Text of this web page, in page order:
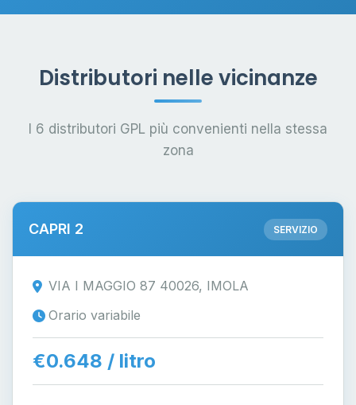
Distributori nelle vicinanze
I 6 distributori GPL più convenienti nella stessa
zona
CAPRI 2 SERVIZIO
VIA I MAGGIO 87 40026, IMOLA
Orario variabile
€0.648 / litro